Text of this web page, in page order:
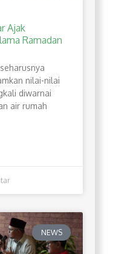
Ajak
Ramadan
nilai-nilai
diwarnai
air rumah
NEWS